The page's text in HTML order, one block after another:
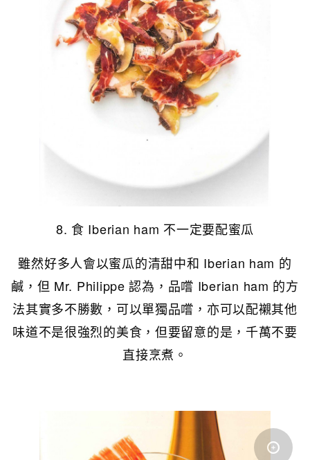
8. 食 Iberian ham 不一定要配蜜瓜
雖然好多人會以蜜瓜的清甜中和 Iberian ham 的
鹹，但 Mr. Philippe 認為，品嚐 Iberian ham 的方
法其實多不勝數，可以單獨品嚐，亦可以配襯其他
味道不是很強烈的美食，但要留意的是，千萬不要
直接烹煮。